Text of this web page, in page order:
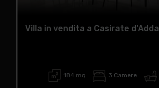
Villa in vendita a Casirate d'Adda
184 mq 3 Camere